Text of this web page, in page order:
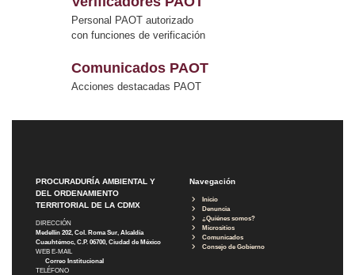
Personal PAOT autorizado
con funciones de verificación
Comunicados PAOT
Acciones destacadas PAOT
PROCURADURÍA AMBIENTAL Y
DEL ORDENAMIENTO
TERRITORIAL DE LA CDMX
DIRECCIÓN
Medellín 202, Col. Roma Sur, Alcaldía
Cuauhtémoc, C.P. 06700, Ciudad de México
WEB E-MAIL
Correo Institucional
TELÉFONO
Navegación
Inicio
Denuncia
¿Quiénes somos?
Micrositios
Comunicados
Consejo de Gobierno